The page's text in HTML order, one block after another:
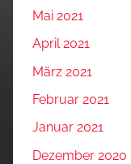
Mai 2021
April 2021
März 2021
Februar 2021
Januar 2021
Dezember 2020